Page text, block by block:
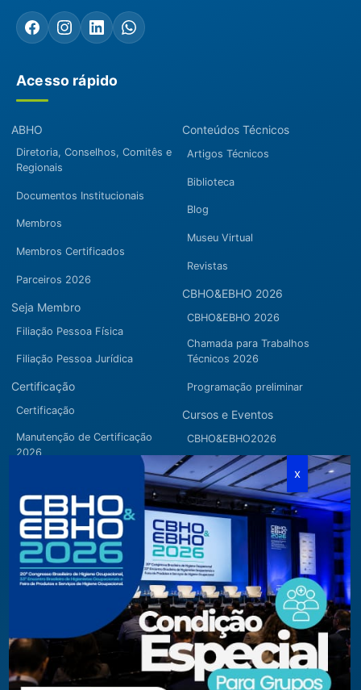
Acesso rápido
ABHO
Diretoria, Conselhos, Comitês e
Regionais
Documentos Institucionais
Membros
Membros Certificados
Parceiros 2026
Seja Membro
Filiação Pessoa Física
Filiação Pessoa Jurídica
Certificação
Certificação
Manutenção de Certificação
2026
Conteúdos Técnicos
Artigos Técnicos
Biblioteca
Blog
Museu Virtual
Revistas
CBHO&EBHO 2026
CBHO&EBHO 2026
Chamada para Trabalhos
Técnicos 2026
Programação preliminar
Cursos e Eventos
CBHO&EBHO2026
Cursos Modulares
Eventos Apoiados
Eventos Regionais
Loja
Fone/Fax: